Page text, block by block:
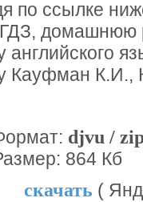
по ссылке
ГДЗ, домашнюю
английского
Кауфман
djvu /
864 Кб
скачать (